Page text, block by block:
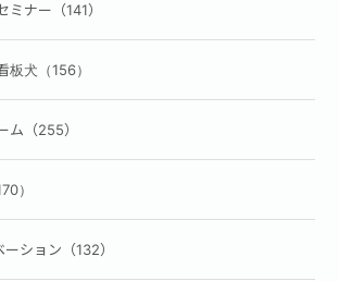
ミナー（141）
板犬（156）
ム（255）
）
ション（132）